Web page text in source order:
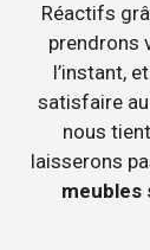
Réactifs
prendrons
l’instant,
satisfaire
nous
laisserons
meubles